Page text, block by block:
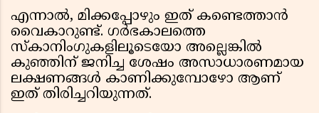
എന്നാൽ, മിക്കപ്പോഴും ഇത് കണ്ടെത്താൻ
വൈകാറുണ്ട്. ഗർഭകാലത്തെ
സ്കാനിംഗുകളിലൂടെയോ അല്ലെങ്കിൽ
കുഞ്ഞിന് ജനിച്ച ശേഷം അസാധാരണമായ
ലക്ഷണങ്ങൾ കാണിക്കുമ്പോഴോ ആണ്
ഇത് തിരിച്ചറിയുന്നത്.